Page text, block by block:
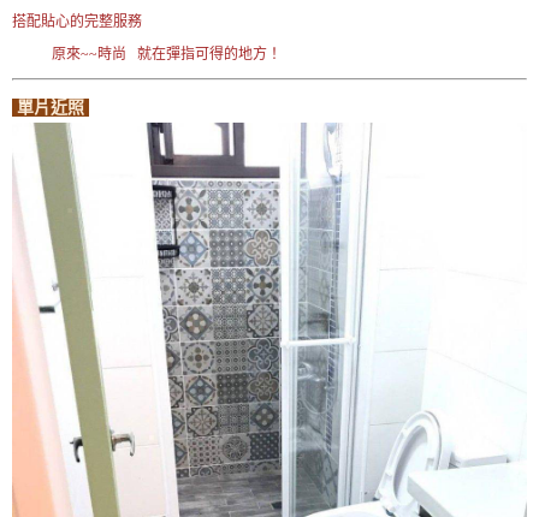
搭配貼心的完整服務
原來~~時尚 就在彈指可得的地方！
單片近照